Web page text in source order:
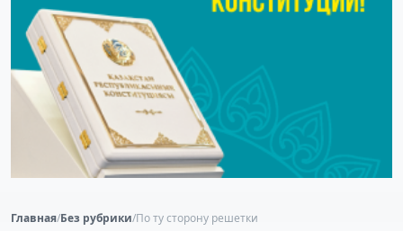
Главная/Без рубрики/По ту сторону решетки